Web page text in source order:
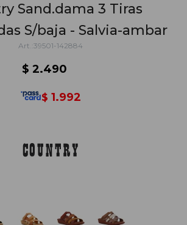
Sand.dama 3 Tiras
S/baja - Salvia-ambar
39501-142884
$ 2.490
$ 1.992